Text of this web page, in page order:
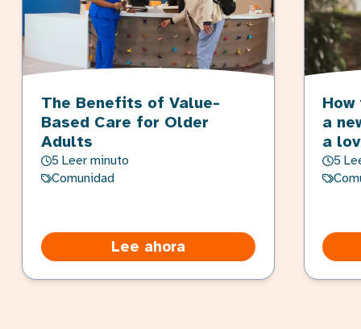
The Benefits of Value-
Based Care for Older
Adults
5 Leer minuto
Comunidad
Lee ahora
a
a
5